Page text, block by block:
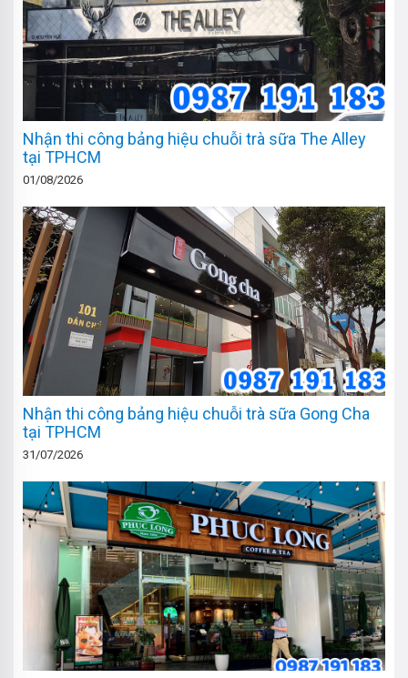
Nhận thi công bảng hiệu chuỗi trà sữa The Alley
tại TPHCM
01/08/2026
Nhận thi công bảng hiệu chuỗi trà sữa Gong Cha
tại TPHCM
31/07/2026